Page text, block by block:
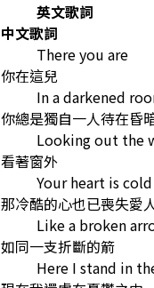
英文歌詞
中文歌詞
There you are
你在這兒
In a darkened
你總是獨自一人待在昏
Looking out the
看著窗外
Your heart is
那冷酷的心也已喪失愛
Like a broken
如同一支折斷的箭
Here I stand in